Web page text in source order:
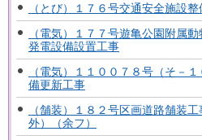
（とび）１７６号交通安全施設整
（電気）１７７号遊亀公園附属
発電設備設置工事
（電気）１１００７８号（そ－
備更新工事
（舗装）１８２号区画道路舗装
外）（余フ）